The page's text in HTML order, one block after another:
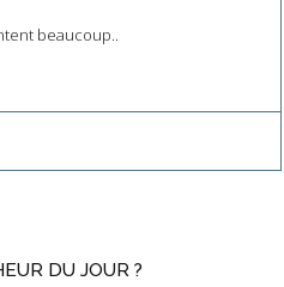
beaucoup..
DU JOUR ?